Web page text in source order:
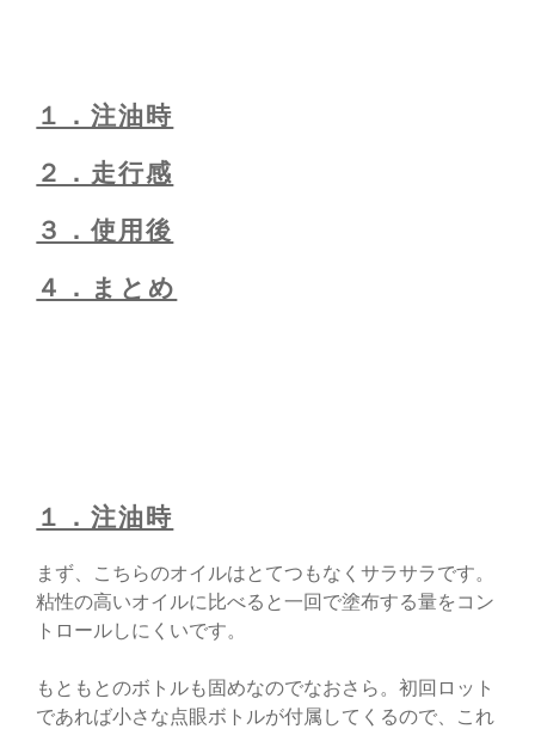
１．注油時
２．走行感
３．使用後
４．まとめ
１．注油時
まず、こちらのオイルはとてつもなくサラサラです。
粘性の高いオイルに比べると一回で塗布する量をコン
トロールしにくいです。
もともとのボトルも固めなのでなおさら。初回ロット
であれば小さな点眼ボトルが付属してくるので、これ